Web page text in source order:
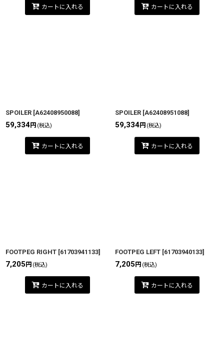
カートに入れる カートに入れる
SPOILER [A62408950088]
59,334円 (税込)
カートに入れる
SPOILER [A62408951088]
59,334円 (税込)
カートに入れる
FOOTPEG RIGHT [61703941133]
7,205 円 (税込)
カートに入れる
FOOTPEG LEFT [61703940133]
7,205 円 (税込)
カートに入れる